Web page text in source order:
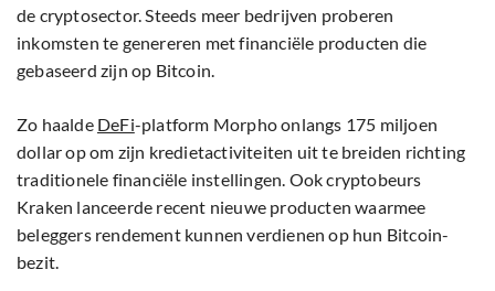
de cryptosector. Steeds meer bedrijven proberen
inkomsten te genereren met financiële producten die
gebaseerd zijn op Bitcoin.
Zo haalde DeFi-platform Morpho onlangs 175 miljoen
dollar op om zijn kredietactiviteiten uit te breiden richting
traditionele financiële instellingen. Ook cryptobeurs
Kraken lanceerde recent nieuwe producten waarmee
beleggers rendement kunnen verdienen op hun Bitcoin-
bezit.